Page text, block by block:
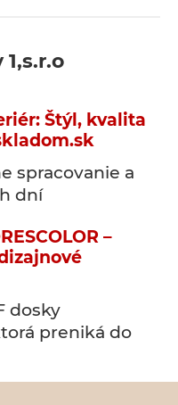
Štýl, kvalita
spracovanie a
dní
–
dosky
preniká do